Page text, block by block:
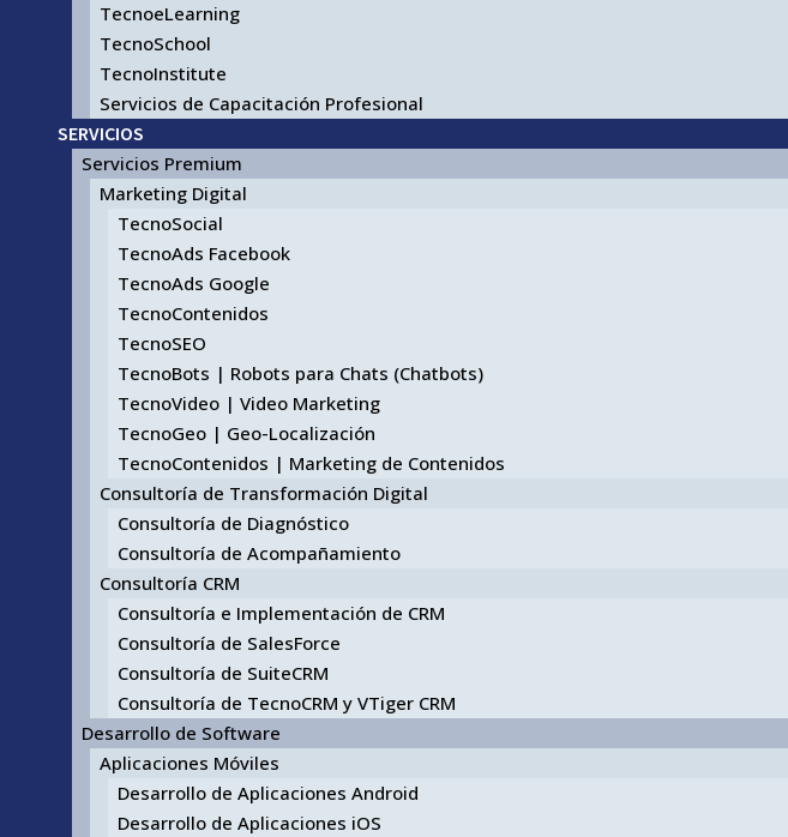
TecnoeLearning
TecnoSchool
TecnoInstitute
Servicios de Capacitación Profesional
SERVICIOS
Servicios Premium
Marketing Digital
TecnoSocial
TecnoAds Facebook
TecnoAds Google
TecnoContenidos
TecnoSEO
TecnoBots | Robots para Chats (Chatbots)
TecnoVideo | Video Marketing
TecnoGeo | Geo-Localización
TecnoContenidos | Marketing de Contenidos
Consultoría de Transformación Digital
Consultoría de Diagnóstico
Consultoría de Acompañamiento
Consultoría CRM
Consultoría e Implementación de CRM
Consultoría de SalesForce
Consultoría de SuiteCRM
Consultoría de TecnoCRM y VTiger CRM
Desarrollo de Software
Aplicaciones Móviles
Desarrollo de Aplicaciones Android
Desarrollo de Aplicaciones iOS